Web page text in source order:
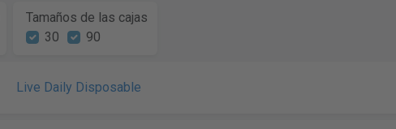
Tamaños de las cajas
30
90
Live Daily Disposable